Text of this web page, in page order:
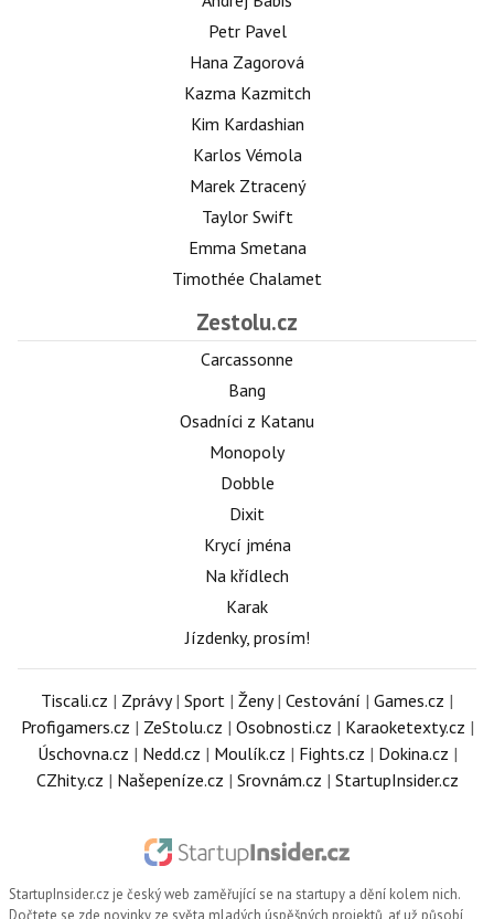
Petr Pavel
Hana Zagorová
Kazma Kazmitch
Kim Kardashian
Karlos Vémola
Marek Ztracený
Taylor Swift
Emma Smetana
Timothée Chalamet
Zestolu.cz
Carcassonne
Bang
Osadníci z Katanu
Monopoly
Dobble
Dixit
Krycí jména
Na křídlech
Karak
Jízdenky, prosím!
Tiscali.cz | Zprávy| Sport | Ženy| Cestování | Games.cz |
Profigamers.cz | ZeStolu.cz | Osobnosti.cz | Karaoketexty.cz |
Úschovna.cz | Nedd.cz | Moulík.cz | Fights.cz | Dokina.cz |
CZhity.cz | Našepeníze.cz | Srovnám.cz | StartupInsider.cz
StartupInsider.cz je český web zaměřující se na startupy a dění kolem nich.
Dočtete se zde novinky ze světa mladých úspěšných projektů, ať už působí